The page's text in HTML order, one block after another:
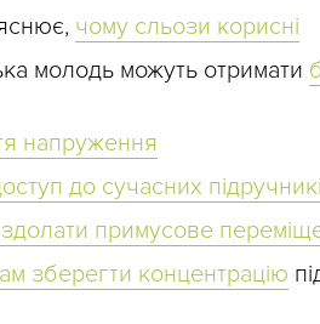
чому сльози корисні
молодь можуть отримати
напруження
до сучасних
примусове
зберегти концентрацію